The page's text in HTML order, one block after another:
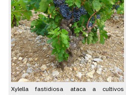
Xylella fastidiosa ataca a cultivos